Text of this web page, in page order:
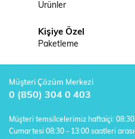
Ürünler
Kişiye Özel
Paketleme
Müşteri Çözüm Merkezi
0 (850) 304 0 403
Müşteri temsilcelerimiz haftaiçi:
Cumartesi 08:30 - 13:00 saatleri